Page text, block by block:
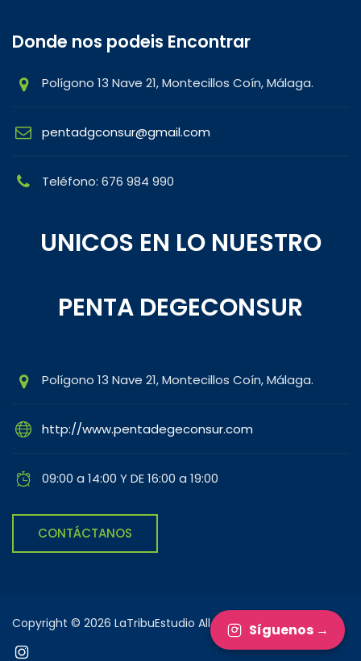
Donde nos podeis Encontrar
Polígono 13 Nave 21, Montecillos Coín, Málaga.
pentadgconsur@gmail.com
Teléfono: 676 984 990
UNICOS EN LO NUESTRO
PENTA DEGECONSUR
Polígono 13 Nave 21, Montecillos Coín, Málaga.
http://www.pentadegeconsur.com
09:00 a 14:00 Y DE 16:00 a 19:00
CONTÁCTANOS
Copyright © 2026 LaTribuEstudio All rights reserved.
Síguenos →